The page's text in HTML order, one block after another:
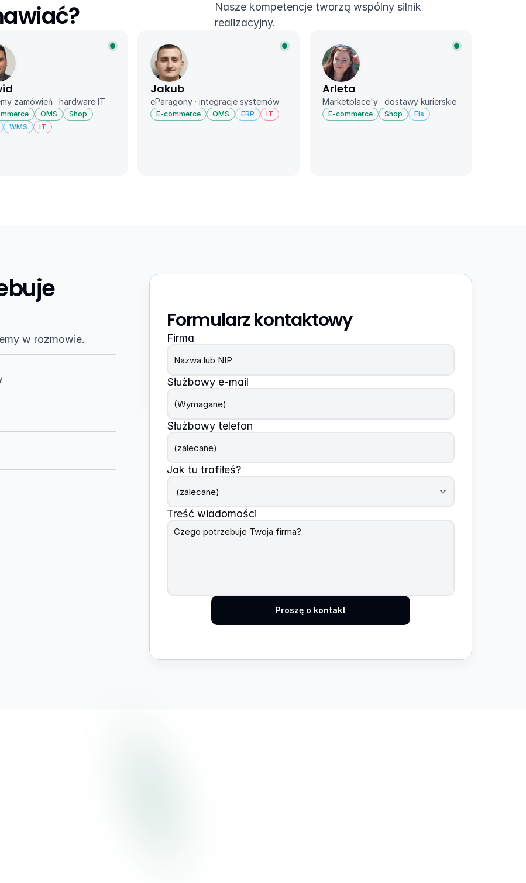
Nasze kompetencje tworzą wspólny silnik
realizacyjny.
zamówień · hardware IT
OMS
Shop
WMS IT
Jakub
eParagony · integracje systemów
E-commerce OMS ERP IT
Arleta
Marketplace'y · dostawy kurierskie
E-commerce Shop Fis
w rozmowie.
Formularz kontaktowy
Firma
Służbowy e-mail
Służbowy telefon
Jak tu trafiłeś?
Treść wiadomości
Proszę o kontakt